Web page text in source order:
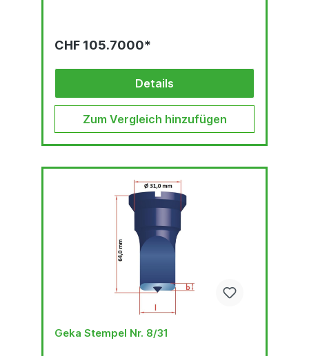
CHF 105.7000*
Details
Zum Vergleich hinzufügen
Geka Stempel Nr. 8/31